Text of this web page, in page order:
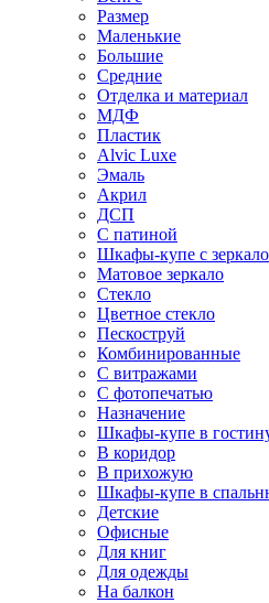
Размер
Маленькие
Большие
Средние
Отделка и материал
МДФ
Пластик
Alvic Luxe
Эмаль
Акрил
ДСП
С патиной
Шкафы-купе с
Матовое зеркало
Стекло
Цветное стекло
Пескоструй
Комбинированные
С витражами
С фотопечатью
Назначение
Шкафы-купе в
В коридор
В прихожую
Шкафы-купе в
Детские
Офисные
Для книг
Для одежды
На балкон